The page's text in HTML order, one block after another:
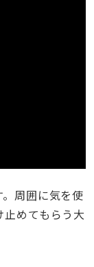
周囲に気を使
めてもらう大